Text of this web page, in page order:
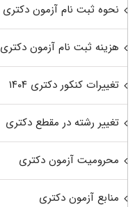
نحوه ثبت نام آزمون دکتری ۱۴۰۴
هزینه ثبت نام آزمون دکتری
تغییرات کنکور دکتری ۱۴۰۴
تغییر رشته در مقطع دکتری
محرومیت آزمون دکتری
منابع آزمون دکتری